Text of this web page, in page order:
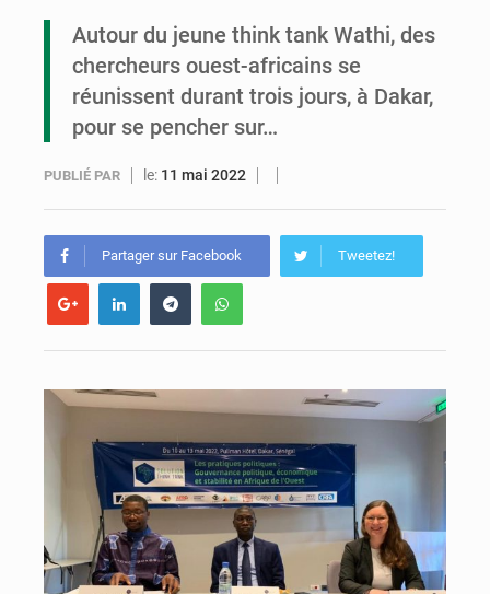
Compétitions africaines : la CAF ferme la porte à l’AC Léopards et à l’AS Otohô
Autour du jeune think tank Wathi, des
chercheurs ouest-africains se
réunissent durant trois jours, à Dakar,
pour se pencher sur…
PUBLIÉ PAR le: 11 mai 2022
Partager sur Facebook Tweetez!